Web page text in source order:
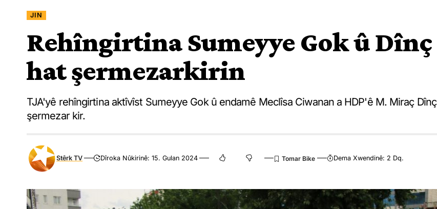
JIN
Rehîngirtina Sumeyye Gok û Dînç
hat şermezarkirin
TJA'yê rehîngirtina aktîvîst Sumeyye Gok û endamê Meclîsa Ciwanan a HDP'ê M. Miraç Dînç
şermezar kir.
Stêrk TV Dîroka Nûkirinê: 15. Gulan 2024 Dema Xwendinê: 2 Dq.